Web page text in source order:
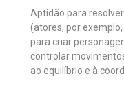
Aptidão para
(atores, por
para criar
controlar
ao equilíbrio e à